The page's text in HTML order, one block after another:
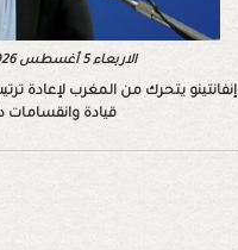
الاربعاء 5 أغسطس 2026 - 13:47
إنفانتينو يتحرك من المغرب لإعادة
قيادة وانقسامات